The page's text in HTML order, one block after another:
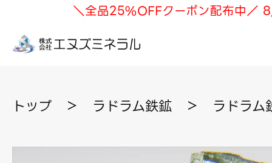
＼全品25%OFFクーポン配布中／
トップ ＞ ラドラム鉄鉱 ＞ ラドラ